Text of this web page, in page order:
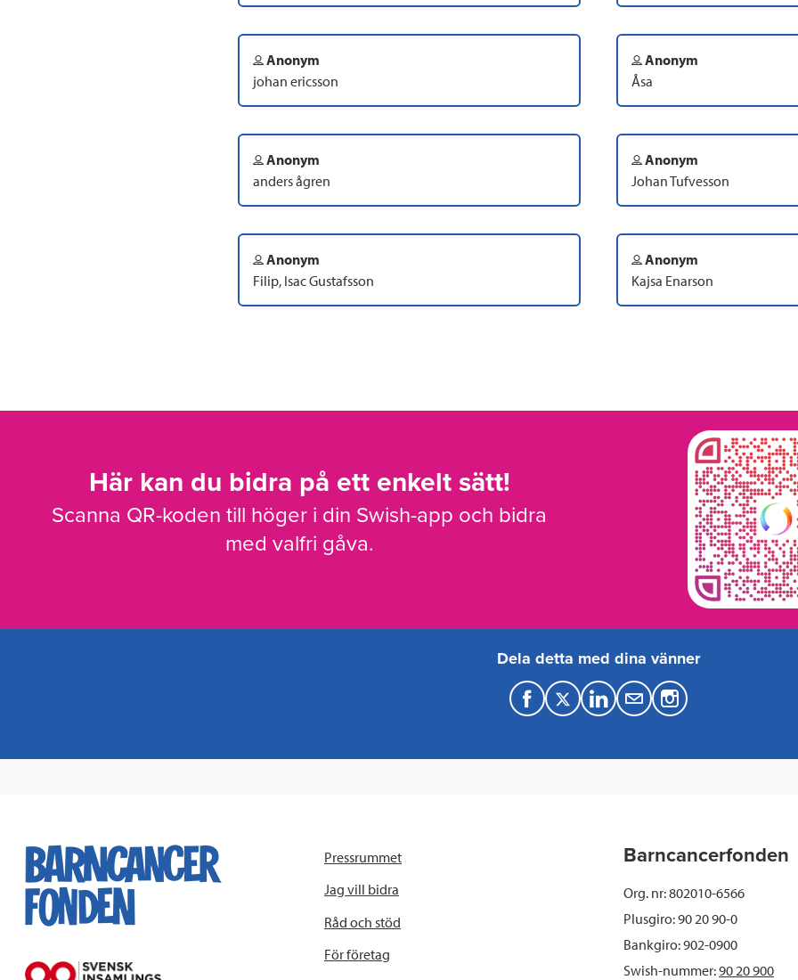
Anonym
johan ericsson
Anonym
anders ågren
Anonym
Filip, Isac Gustafsson
Anonym
Åsa
Anonym
Johan Tufvesson
Anonym
Kajsa Enarson
Här kan du bidra på ett enkelt sätt!
Scanna QR-koden till höger i din Swish-app och bidra
med valfri gåva.
Dela detta med dina vänner
F
T
L
M
Pressrummet
Jag vill bidra
Råd och stöd
För företag
Barncancerfonden
Org. nr: 802010-6566
Plusgiro: 90 20 90-0
Bankgiro: 902-0900
Swish-nummer:90 20 900